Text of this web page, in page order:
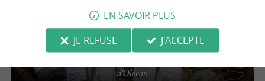
Montauzier - Huîtres & Produits du marais
d'Oléron
d'Oléron
EN SAVOIR PLUS
JE REFUSE
J'ACCEPTE